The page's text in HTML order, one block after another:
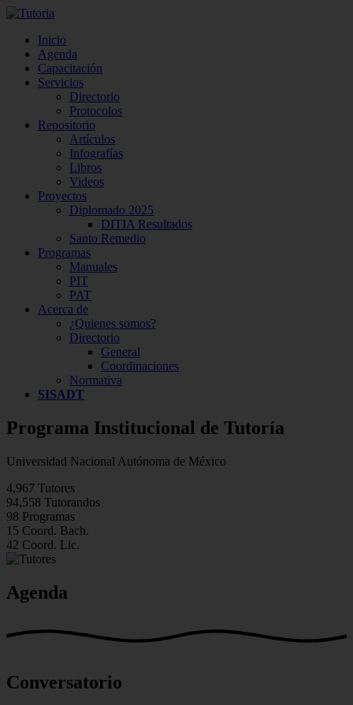
Inicio
Agenda
Capacitación
Servicios
Directorio
Protocolos
Repositorio
Artículos
Infografías
Libros
Videos
Proyectos
Diplomado 2025
DITIA Resultados
Santo Remedio
Programas
Manuales
PIT
PAT
Acerca de
¿Quienes somos?
Directorio
General
Coordinaciones
Normativa
SISADT
Programa Institucional de Tutoría
Universidad Nacional Autónoma de México
4,967 Tutores
94,558 Tutorandos
98 Programas
15 Coord. Bach.
42 Coord. Lic.
Agenda
Conversatorio